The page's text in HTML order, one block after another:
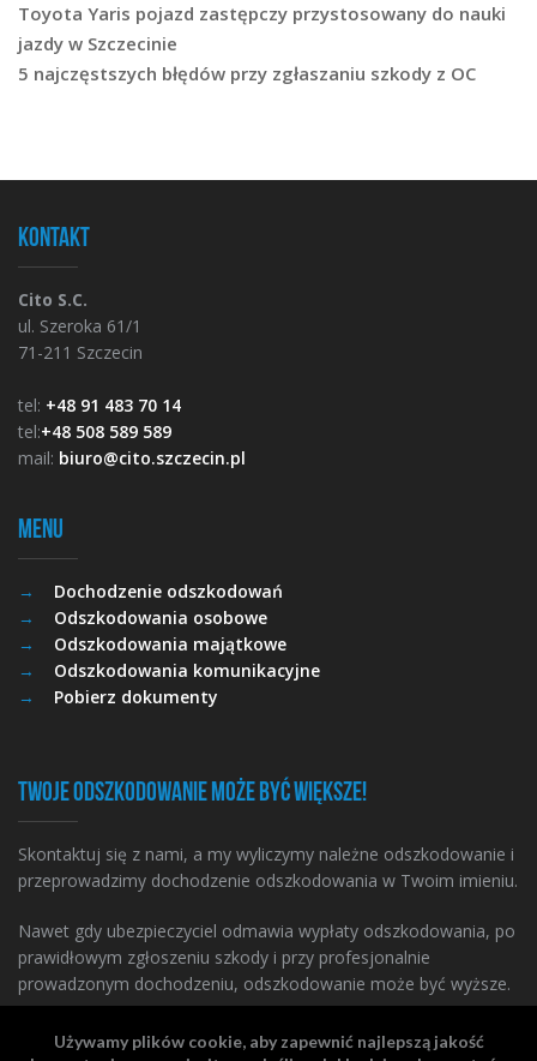
Toyota Yaris pojazd zastępczy przystosowany do nauki
jazdy w Szczecinie
5 najczęstszych błędów przy zgłaszaniu szkody z OC
Kontakt
Cito S.C.
ul. Szeroka 61/1
71-211 Szczecin
tel: +48 91 483 70 14
tel:+48 508 589 589
mail: biuro@cito.szczecin.pl
Menu
Dochodzenie odszkodowań
Odszkodowania osobowe
Odszkodowania majątkowe
Odszkodowania komunikacyjne
Pobierz dokumenty
Twoje odszkodowanie może być większe!
Skontaktuj się z nami, a my wyliczymy należne odszkodowanie i
przeprowadzimy dochodzenie odszkodowania w Twoim imieniu.
Nawet gdy ubezpieczyciel odmawia wypłaty odszkodowania, po
prawidłowym zgłoszeniu szkody i przy profesjonalnie
prowadzonym dochodzeniu, odszkodowanie może być wyższe.
Używamy plików cookie, aby zapewnić najlepszą jakość